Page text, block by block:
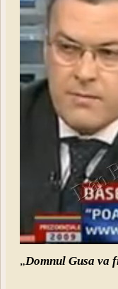
„Domnul Gusa va